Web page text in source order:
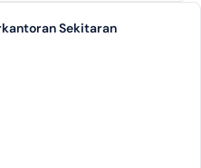
Sekitaran